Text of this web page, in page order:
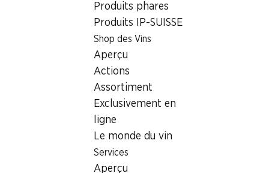
Produits phares
Produits IP-SUISSE
Shop des Vins
Aperçu
Actions
Assortiment
Exclusivement en
ligne
Le monde du vin
Services
Aperçu
Voir l’itinéraire
Heures d'ouverture